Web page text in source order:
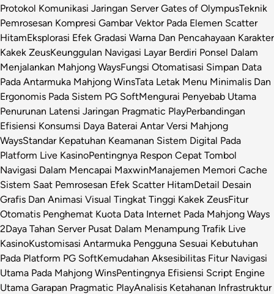
Protokol Komunikasi Jaringan Server Gates of OlympusTeknik
Pemrosesan Kompresi Gambar Vektor Pada Elemen Scatter
HitamEksplorasi Efek Gradasi Warna Dan Pencahayaan Karakter
Kakek ZeusKeunggulan Navigasi Layar Berdiri Ponsel Dalam
Menjalankan Mahjong WaysFungsi Otomatisasi Simpan Data
Pada Antarmuka Mahjong WinsTata Letak Menu Minimalis Dan
Ergonomis Pada Sistem PG SoftMengurai Penyebab Utama
Penurunan Latensi Jaringan Pragmatic PlayPerbandingan
Efisiensi Konsumsi Daya Baterai Antar Versi Mahjong
WaysStandar Kepatuhan Keamanan Sistem Digital Pada
Platform Live KasinoPentingnya Respon Cepat Tombol
Navigasi Dalam Mencapai MaxwinManajemen Memori Cache
Sistem Saat Pemrosesan Efek Scatter HitamDetail Desain
Grafis Dan Animasi Visual Tingkat Tinggi Kakek ZeusFitur
Otomatis Penghemat Kuota Data Internet Pada Mahjong Ways
2Daya Tahan Server Pusat Dalam Menampung Trafik Live
KasinoKustomisasi Antarmuka Pengguna Sesuai Kebutuhan
Pada Platform PG SoftKemudahan Aksesibilitas Fitur Navigasi
Utama Pada Mahjong WinsPentingnya Efisiensi Script Engine
Utama Garapan Pragmatic PlayAnalisis Ketahanan Infrastruktur